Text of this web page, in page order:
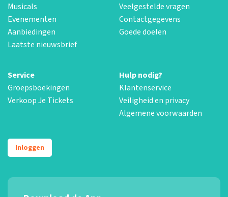
Musicals
Evenementen
Aanbiedingen
Laatste nieuwsbrief
Veelgestelde vragen
Contactgegevens
Goede doelen
Service
Groepsboekingen
Verkoop Je Tickets
Hulp nodig?
Klantenservice
Veiligheid en privacy
Algemene voorwaarden
Inloggen